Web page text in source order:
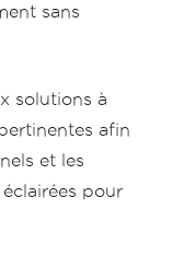
sans
solutions à
afin
et les
pour